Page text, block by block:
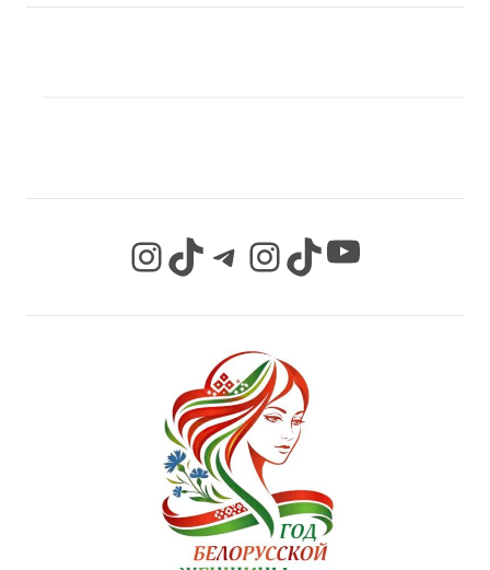
InstagramTikTok Telegram InstagramTikTok YouTube